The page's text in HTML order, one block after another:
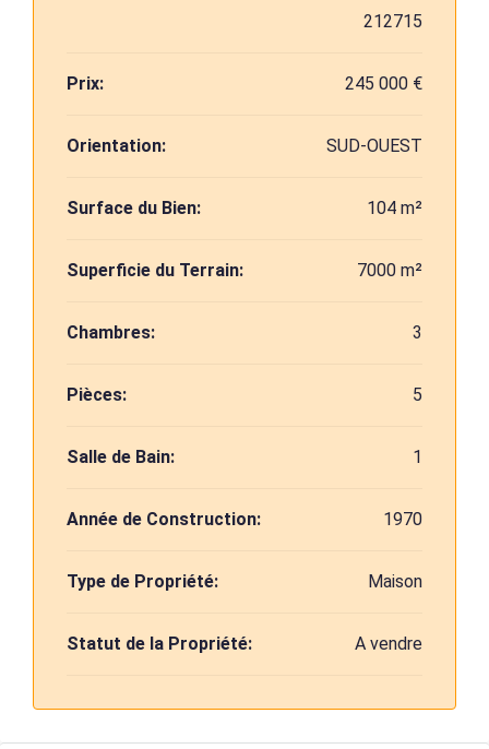
212715
Prix: 245 000 €
Orientation: SUD-OUEST
Surface du Bien: 104 m²
Superficie du Terrain: 7000 m²
Chambres: 3
Pièces: 5
Salle de Bain: 1
Année de Construction: 1970
Type de Propriété: Maison
Statut de la Propriété: A vendre